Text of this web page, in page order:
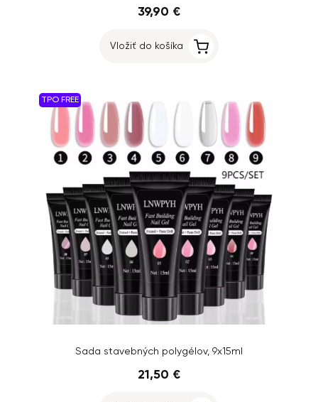
39,90 €
Vložiť do košíka
TPO FREE
Sada stavebných polygélov, 9x15ml
21,50 €